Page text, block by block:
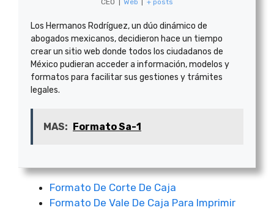
CEO Web + posts
Los Hermanos Rodríguez, un dúo dinámico de
abogados mexicanos, decidieron hace un tiempo
crear un sitio web donde todos los ciudadanos de
México pudieran acceder a información, modelos y
formatos para facilitar sus gestiones y trámites
legales.
MAS: Formato Sa-1
Formato De Corte De Caja
Formato De Vale De Caja Para Imprimir